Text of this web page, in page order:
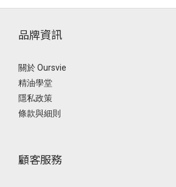
品牌資訊
關於 Oursvie
精油學堂
隱私政策
條款與細則
顧客服務